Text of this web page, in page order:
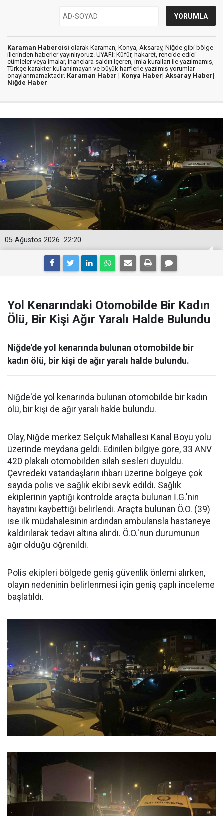
Karaman Habercisi olarak Karaman, Konya, Aksaray, Niğde gibi bölge
illerinden haberler yayınlıyoruz. UYARI: Küfür, hakaret, rencide edici
cümleler veya imalar, inançlara saldırı içeren, imla kuralları ile yazılmamış,
Türkçe karakter kullanılmayan ve büyük harflerle yazılmış yorumlar
onaylanmamaktadır. Karaman Haber | Konya Haber| Aksaray Haber|
Niğde Haber
22:20
05 Ağustos 2026
Yol Kenarındaki Otomobilde Bir Kadın
Ölü, Bir Kişi Ağır Yaralı Halde Bulundu
Niğde'de yol kenarında bulunan otomobilde bir
kadın ölü, bir kişi de ağır yaralı halde bulundu.
Niğde'de yol kenarında bulunan otomobilde bir kadın
ölü, bir kişi de ağır yaralı halde bulundu.
Olay, Niğde merkez Selçuk Mahallesi Kanal Boyu yolu
üzerinde meydana geldi. Edinilen bilgiye göre, 33 ANV
420 plakalı otomobilden silah sesleri duyuldu.
Çevredeki vatandaşların ihbarı üzerine bölgeye çok
sayıda polis ve sağlık ekibi sevk edildi. Sağlık
ekiplerinin yaptığı kontrolde araçta bulunan İ.G.'nin
hayatını kaybettiği belirlendi. Araçta bulunan Ö.O. (39)
ise ilk müdahalesinin ardından ambulansla hastaneye
kaldırılarak tedavi altına alındı. Ö.O.'nun durumunun
ağır olduğu öğrenildi.
Polis ekipleri bölgede geniş güvenlik önlemi alırken,
olayın nedeninin belirlenmesi için geniş çaplı inceleme
başlatıldı.